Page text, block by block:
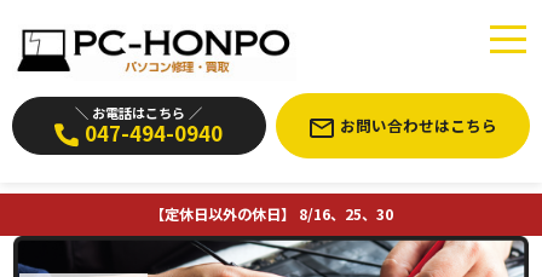
＼ お電話はこちら ／
047-494-0940 お問い合わせはこちら
【定休日以外の休日】 8/16、25、30